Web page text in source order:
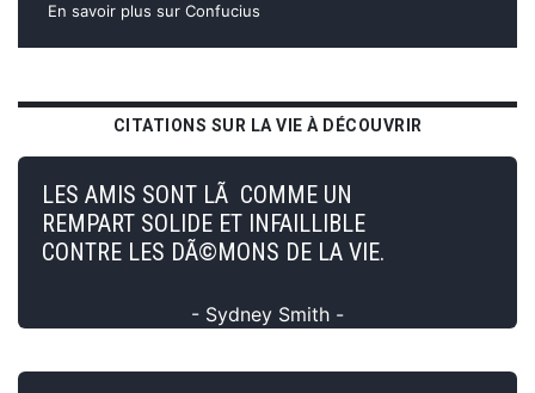
En savoir plus sur Confucius
CITATIONS SUR LA VIE À DÉCOUVRIR
LES AMIS SONT LÃ COMME UN
REMPART SOLIDE ET INFAILLIBLE
CONTRE LES DÃ©MONS DE LA VIE.
- Sydney Smith -